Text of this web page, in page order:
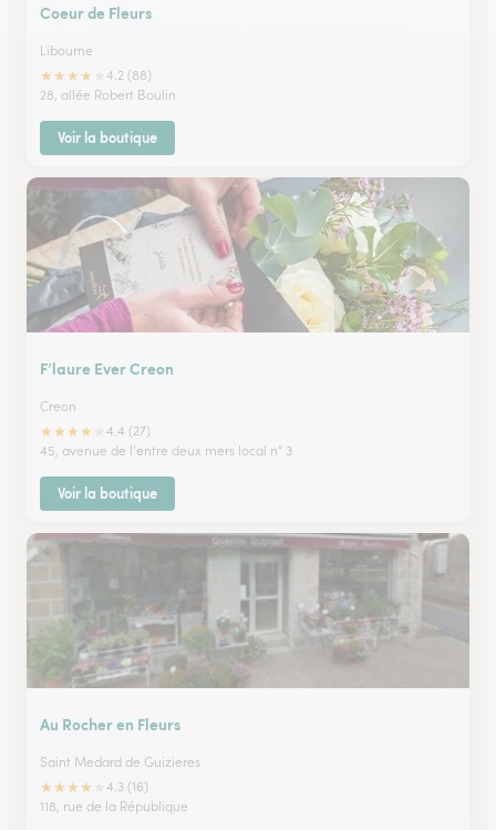
Coeur de Fleurs
Libourne
★★★★
4.2 (88)
28, allée Robert Boulin
Voir la boutique
F’laure Ever Creon
Creon
★★★★
4.4 (27)
45, avenue de l'entre deux mers local n° 3
Voir la boutique
Au Rocher en Fleurs
Saint Medard de Guizieres
★★★★
4.3 (16)
118, rue de la République